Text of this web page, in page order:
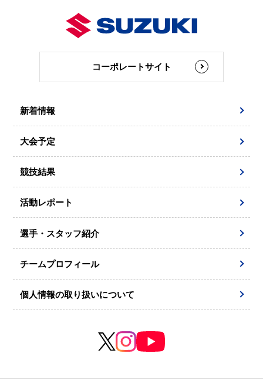
コーポレートサイト
新着情報
大会予定
競技結果
活動レポート
選手・スタッフ紹介
チームプロフィール
個人情報の取り扱いについて